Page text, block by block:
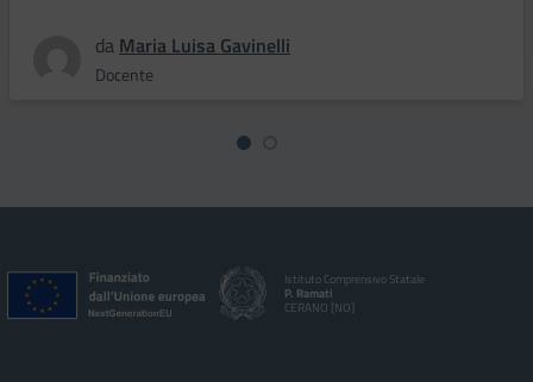
da Maria Luisa Gavinelli
Docente
Istituto Comprensivo Statale
P. Ramati
CERANO [NO]